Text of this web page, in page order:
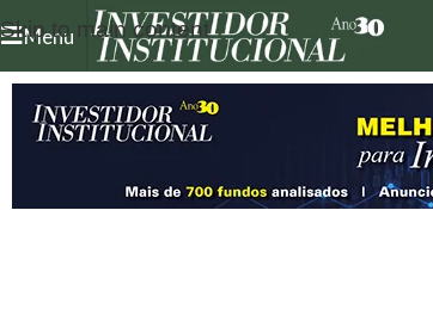
Skip to main content
Menu